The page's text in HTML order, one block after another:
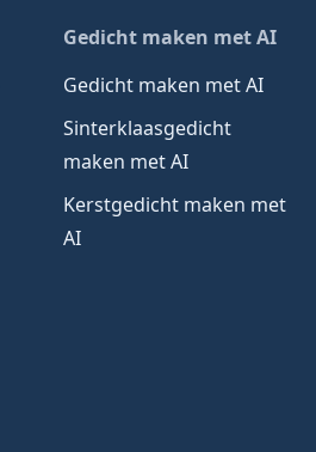
Gedicht maken met AI
Gedicht maken met AI
Sinterklaasgedicht
maken met AI
Kerstgedicht maken met
AI